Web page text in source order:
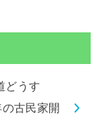
どうす
古民家開